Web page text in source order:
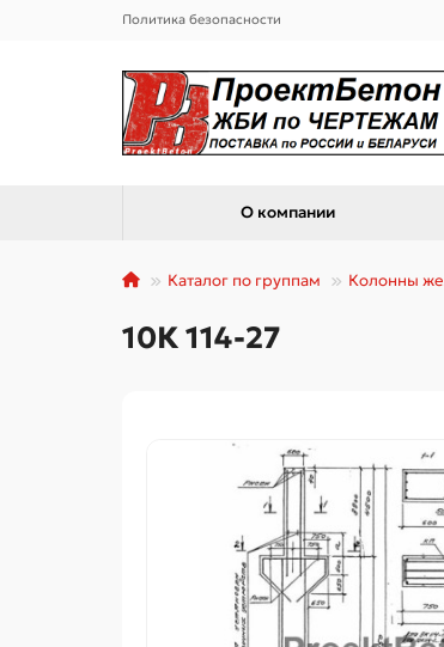
Политика безопасности
О компании
Каталог по группам Колонны
10К 114-27